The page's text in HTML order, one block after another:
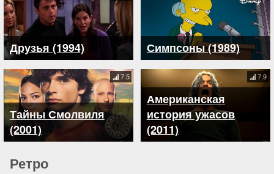
Друзья (1994) Симпсоны (1989)
Тайны Смолвиля
(2001)
7.5
Американская
история ужасов
(2011)
7.9
Ретро